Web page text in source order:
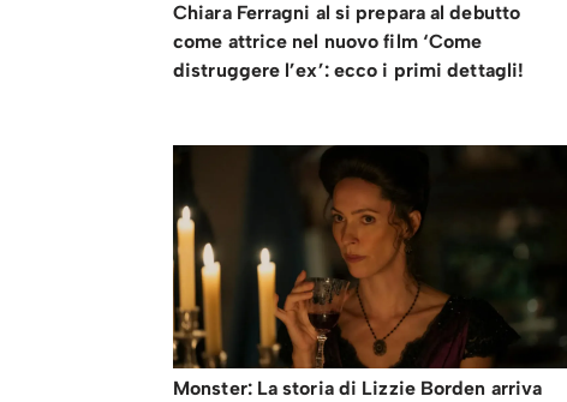
Chiara Ferragni al si prepara al debutto
come attrice nel nuovo film ‘Come
distruggere l’ex’: ecco i primi dettagli!
Monster: La storia di Lizzie Borden arriva